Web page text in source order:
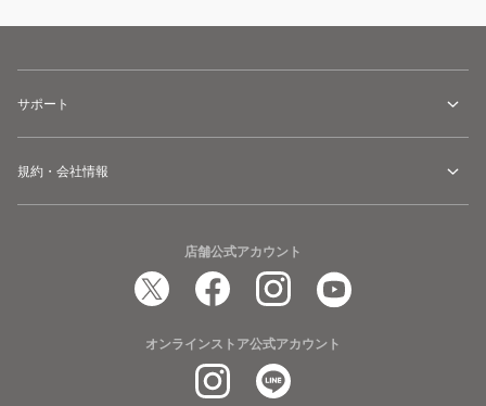
サポート
規約・会社情報
店舗公式アカウント
オンラインストア公式アカウント